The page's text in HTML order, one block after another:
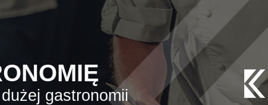
gastronomii